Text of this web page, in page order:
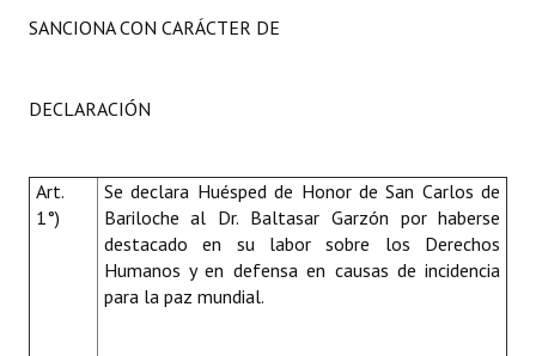
SANCIONA CON CARÁCTER DE
DECLARACIÓN
Art.
1°)
Se declara Huésped de Honor de San Carlos de
Bariloche al Dr. Baltasar Garzón por haberse
destacado en su labor sobre los Derechos
Humanos y en defensa en causas de incidencia
para la paz mundial.